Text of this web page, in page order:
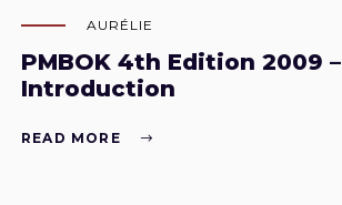
AURÉLIE
PMBOK 4th Edition 2009 –
Introduction
READ MORE